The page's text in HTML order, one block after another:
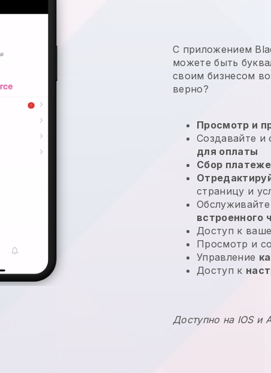
С приложением
можете быть
своим бизнесом
верно?
Просмотр и
Создавайте и
для оплаты
Сбор
страницу и
встроенного
Доступ к
Просмотр и
Управление
Доступ к
Доступно на IOS и